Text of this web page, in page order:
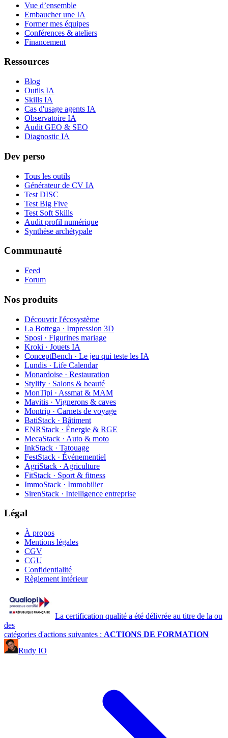
Vue d’ensemble
Embaucher une IA
Former mes équipes
Conférences & ateliers
Financement
Ressources
Blog
Outils IA
Skills IA
Cas d'usage agents IA
Observatoire IA
Audit GEO & SEO
Diagnostic IA
Dev perso
Tous les outils
Générateur de CV IA
Test DISC
Test Big Five
Test Soft Skills
Audit profil numérique
Synthèse archétypale
Communauté
Feed
Forum
Nos produits
Découvrir l'écosystème
La Bottega · Impression 3D
Sposi · Figurines mariage
Kroki · Jouets IA
ConceptBench · Le jeu qui teste les IA
Lundis · Life Calendar
Monardoise · Restauration
Stylify · Salons & beauté
MonTipi · Assmat & MAM
Mavitis · Vignerons & caves
Montrip · Carnets de voyage
BatiStack · Bâtiment
ENRStack · Énergie & RGE
MecaStack · Auto & moto
InkStack · Tatouage
FestStack · Événementiel
AgriStack · Agriculture
FitStack · Sport & fitness
ImmoStack · Immobilier
SirenStack · Intelligence entreprise
Légal
À propos
Mentions légales
CGV
CGU
Confidentialité
Règlement intérieur
La certification qualité a été délivrée au titre de la ou
des
catégories d'actions suivantes : ACTIONS DE FORMATION
Rudy IO